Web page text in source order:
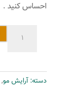
احساس کنید .
شماره
5.8
دسته:آرایش مو,